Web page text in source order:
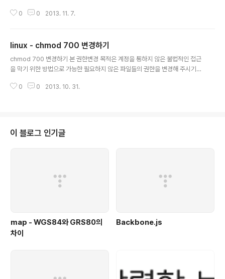
me what was already installed vs what packages were available i
talled… so here ..
0 0 2013. 11. 7.
linux - chmod 700 변경하기
chmod 700 변경하기 본 권한변경 목적은 계정을 통하지 않은 불법적인 접근
을 막기 위한 방법으로 가능한 필요하지 않은 파일들의 권한을 변경해 주시기
니다. #서버 이용자 파악을 하지 못하게 함/usr/bin/finger (chmod 700 적
bin/cc (chmod 700 적용) #perl중에 suid걸린 파일임 /usr/bin..
0 0 2013. 10. 31.
이 블로그 인기글
map - WGS84와 GRS80의
차이
Backbone.js